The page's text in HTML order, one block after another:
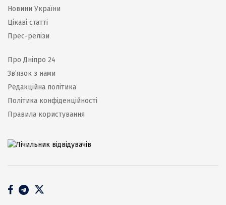
Новини України
Цікаві статті
Прес-релізи
Про Дніпро 24
Зв’язок з нами
Редакційна політика
Політика конфіденційності
Правила користування